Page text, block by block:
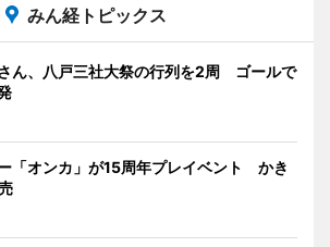
みん経トピックス
ん、八戸三社大祭の行列を2周 ゴールで
「オンカ」が15周年プレイベント かき